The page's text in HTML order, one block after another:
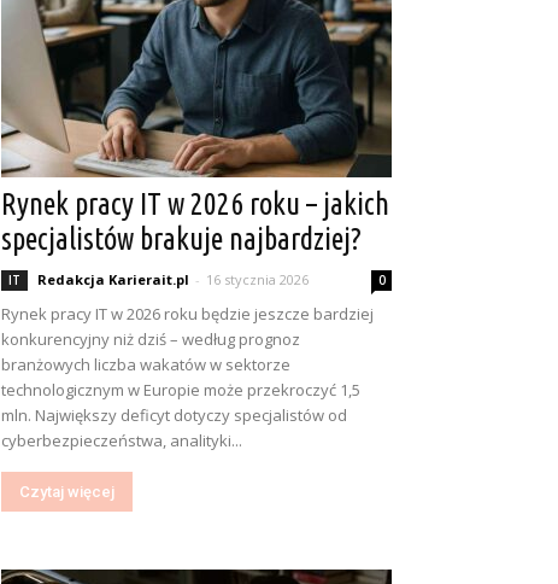
Rynek pracy IT w 2026 roku – jakich
specjalistów brakuje najbardziej?
IT Redakcja Karierait.pl - 16 stycznia 2026 0
Rynek pracy IT w 2026 roku będzie jeszcze bardziej
konkurencyjny niż dziś – według prognoz
branżowych liczba wakatów w sektorze
technologicznym w Europie może przekroczyć 1,5
mln. Największy deficyt dotyczy specjalistów od
cyberbezpieczeństwa, analityki...
Czytaj więcej